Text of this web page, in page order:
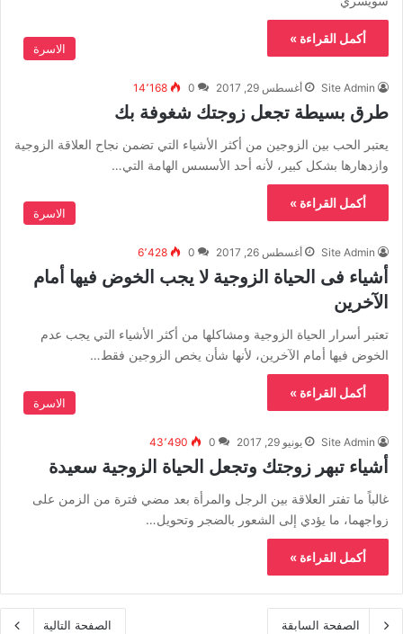
أكمل القراءة »
الاسرة
Site Admin أغسطس 29, 2017 0 14٬168
طرق بسيطة تجعل زوجتك شغوفة بك
يعتبر الحب بين الزوجين من أكثر الأشياء التي تضمن نجاح العلاقة الزوجية
وازدهارها بشكل كبير، لأنه أحد الأسسس الهامة التي…
أكمل القراءة »
الاسرة
Site Admin أغسطس 26, 2017 0 6٬428
أشياء فى الحياة الزوجية لا يجب الخوض فيها أمام
الآخرين
تعتبر أسرار الحياة الزوجية ومشاكلها من أكثر الأشياء التي يجب عدم
الخوض فيها أمام الآخرين، لأنها شأن يخص الزوجين فقط…
أكمل القراءة »
الاسرة
Site Admin يونيو 29, 2017 0 43٬490
أشياء تبهر زوجتك وتجعل الحياة الزوجية سعيدة
غالباً ما تفتر العلاقة بين الرجل والمرأة بعد مضي فترة من الزمن على
زواجهما، ما يؤدي إلى الشعور بالضجر وتحويل…
أكمل القراءة »
الصفحة السابقة الصفحة التالية